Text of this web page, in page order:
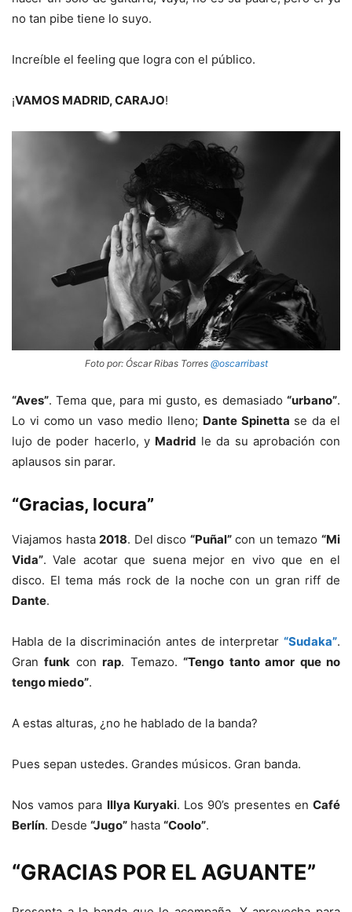
no tan pibe tiene lo suyo.
Increíble el feeling que logra con el público.
¡VAMOS MADRID, CARAJO!
Foto por: Óscar Ribas Torres @oscarribast
“Aves”. Tema que, para mi gusto, es demasiado “urbano”.
Lo vi como un vaso medio lleno; Dante Spinetta se da el
lujo de poder hacerlo, y Madrid le da su aprobación con
aplausos sin parar.
“Gracias, locura”
Viajamos hasta2018. Del disco “Puñal”con un temazo“Mi
Vida”. Vale acotar que suena mejor en vivo que en el
disco. El tema más rock de la noche con un gran riff de
Dante.
Habla de la discriminación antes de interpretar “Sudaka”.
Granfunk conrap. Temazo.“Tengo tanto amor que no
tengo miedo”.
A estas alturas, ¿no he hablado de la banda?
Pues sepan ustedes. Grandes músicos. Gran banda.
Nos vamos para Illya Kuryaki. Los 90’s presentes enCafé
Berlín. Desde “Jugo” hasta “Coolo”.
“GRACIAS POR EL AGUANTE”